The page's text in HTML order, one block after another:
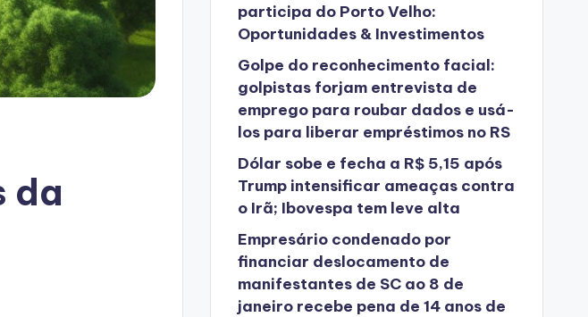
da
participa do Porto Velho:
Oportunidades & Investimentos
Golpe do reconhecimento facial:
golpistas forjam entrevista de
emprego para roubar dados e usá-
los para liberar empréstimos no RS
Dólar sobe e fecha a R$ 5,15 após
Trump intensificar ameaças contra
o Irã; Ibovespa tem leve alta
Empresário condenado por
financiar deslocamento de
manifestantes de SC ao 8 de
janeiro recebe pena de 14 anos de